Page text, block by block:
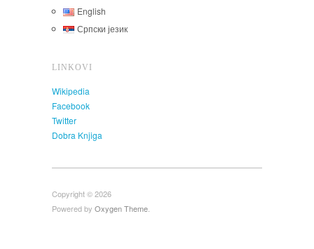
English
Српски језик
LINKOVI
Wikipedia
Facebook
Twitter
Dobra Knjiga
Copyright © 2026
Powered by Oxygen Theme